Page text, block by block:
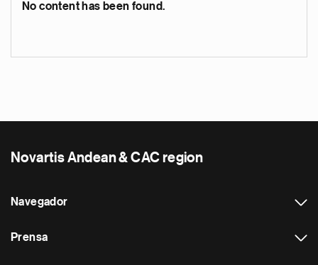
No content has been found.
Novartis Andean & CAC region
Navegador
Prensa